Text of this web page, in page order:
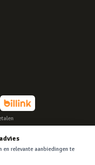
dagen retourneren.
relevante aanbiedingen te